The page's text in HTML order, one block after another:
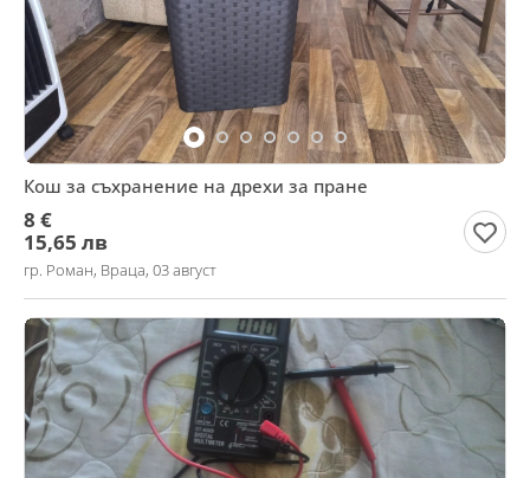
Кош за съхранение на дрехи за пране
8 €
15,65 лв
гр. Роман, Враца, 03 август